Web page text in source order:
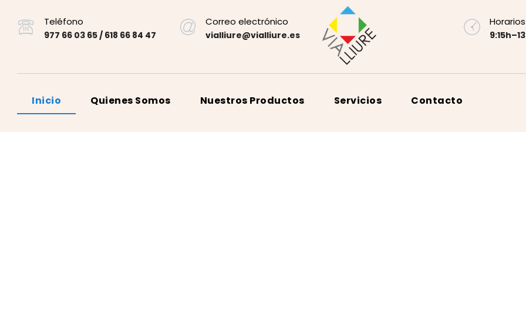
Teléfono
977 66 03 65 / 618 66 84 47
Correo electrónico
vialliure@vialliure.es
Horarios
Inicio Quienes Somos Nuestros Productos Servicios Contacto